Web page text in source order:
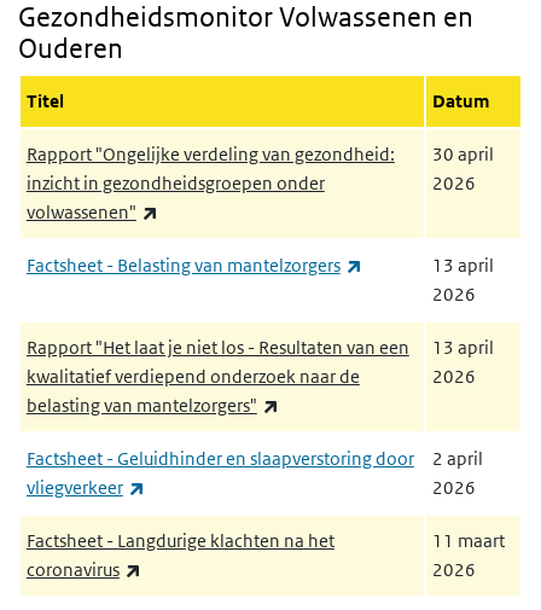
Gezondheidsmonitor Volwassenen en
Ouderen
Titel Datum
Rapport "Ongelijke verdeling van gezondheid:
inzicht in gezondheidsgroepen onder
volwassenen"
30 april
2026
Factsheet - Belasting van mantelzorgers (externe link)
13 april
2026
Rapport "Het laat je niet los - Resultaten van een
kwalitatief verdiepend onderzoek naar de
belasting van mantelzorgers"
13 april
2026
Factsheet - Geluidhinder en slaapverstoring door
vliegverkeer
2 april
2026
Factsheet - Langdurige klachten na het
coronavirus
11 maart
2026